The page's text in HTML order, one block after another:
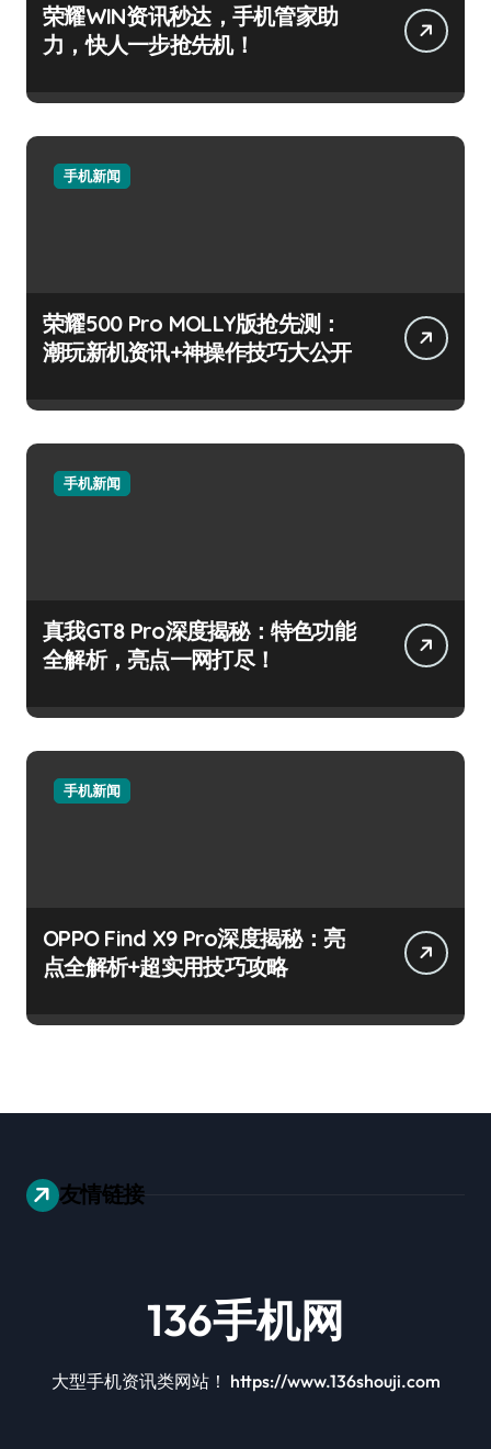
荣耀WIN资讯秒达，手机管家助
力，快人一步抢先机！
手机新闻
荣耀500 Pro MOLLY版抢先测：
潮玩新机资讯+神操作技巧大公开
手机新闻
真我GT8 Pro深度揭秘：特色功能
全解析，亮点一网打尽！
手机新闻
OPPO Find X9 Pro深度揭秘：亮
点全解析+超实用技巧攻略
友情链接
136手机网
大型手机资讯类网站！ https://www.136shouji.com